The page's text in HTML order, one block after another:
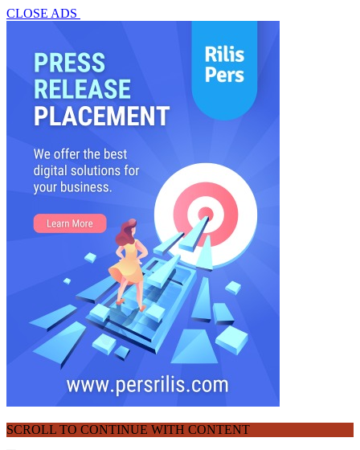
CLOSE ADS
SCROLL TO CONTINUE WITH CONTENT